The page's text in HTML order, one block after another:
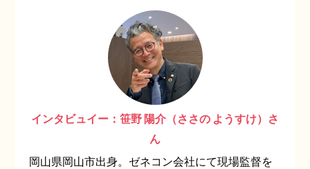
インタビュイー：笹野 陽介（ささの ようすけ）さ
ん
岡山県岡山市出身。ゼネコン会社にて現場監督を